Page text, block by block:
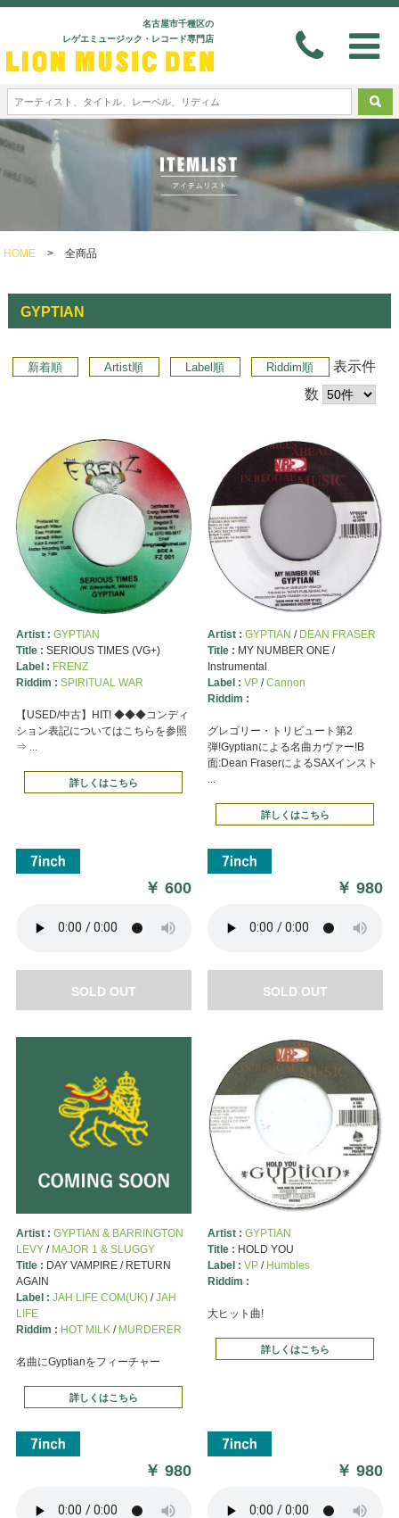
名古屋市千種区の
レゲエミュージック・レコード専門店
HOME > 全商品
GYPTIAN
新着順 Artist順 Label順 Riddim順
表示件
数
Artist : GYPTIAN
Title : SERIOUS TIMES (VG+)
Label : FRENZ
Riddim : SPIRITUAL WAR
【USED/中古】HIT! ◆◆◆コンディ
ション表記についてはこちらを参照
⇒ ...
詳しくはこちら
￥600
SOLD OUT
Artist : GYPTIAN / DEAN FRASER
Title : MY NUMBER ONE /
Instrumental
Label : VP/Cannon
Riddim :
グレゴリー・トリビュート第2
弾!Gyptianによる名曲カヴァー!B
面:Dean FraserによるSAXインスト
...
詳しくはこちら
￥980
SOLD OUT
Artist : GYPTIAN & BARRINGTON
LEVY/ MAJOR 1 & SLUGGY
Title : DAY VAMPIRE / RETURN
AGAIN
Label : JAH LIFE COM(UK)/JAH
LIFE
Riddim : HOT MILK/ MURDERER
名曲にGyptianをフィーチャー
詳しくはこちら
￥980
Artist : GYPTIAN
Title : HOLD YOU
Label : VP/ Humbles
Riddim :
大ヒット曲!
詳しくはこちら
￥980